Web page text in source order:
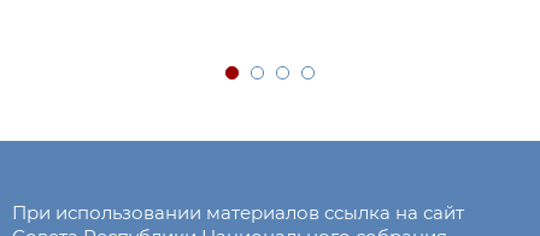
При использовании материалов ссылка на сайт